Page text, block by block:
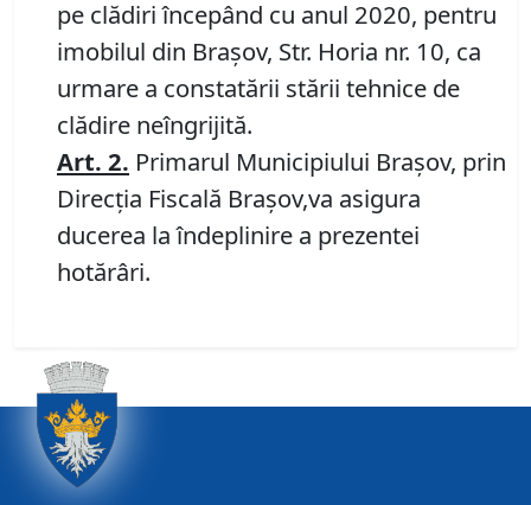
pe clădiri începând cu anul 2020, pentru
imobilul din Braşov, Str. Horia nr. 10, ca
urmare a constatării stării tehnice de
clădire neîngrijită.
Art. 2. Primarul Municipiului Braşov, prin
Direcția Fiscală Brașov,va asigura
ducerea la îndeplinire a prezentei
hotărâri.